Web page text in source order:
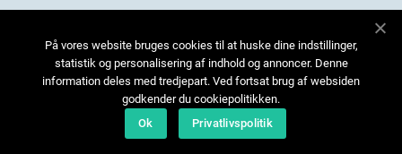
Kontakt os
Sitemap
På vores website bruges cookies til at huske dine indstillinger,
statistik og personalisering af indhold og annoncer. Denne
information deles med tredjepart. Ved fortsat brug af websiden
godkender du cookiepolitikken.
Ok
Privatlivspolitik